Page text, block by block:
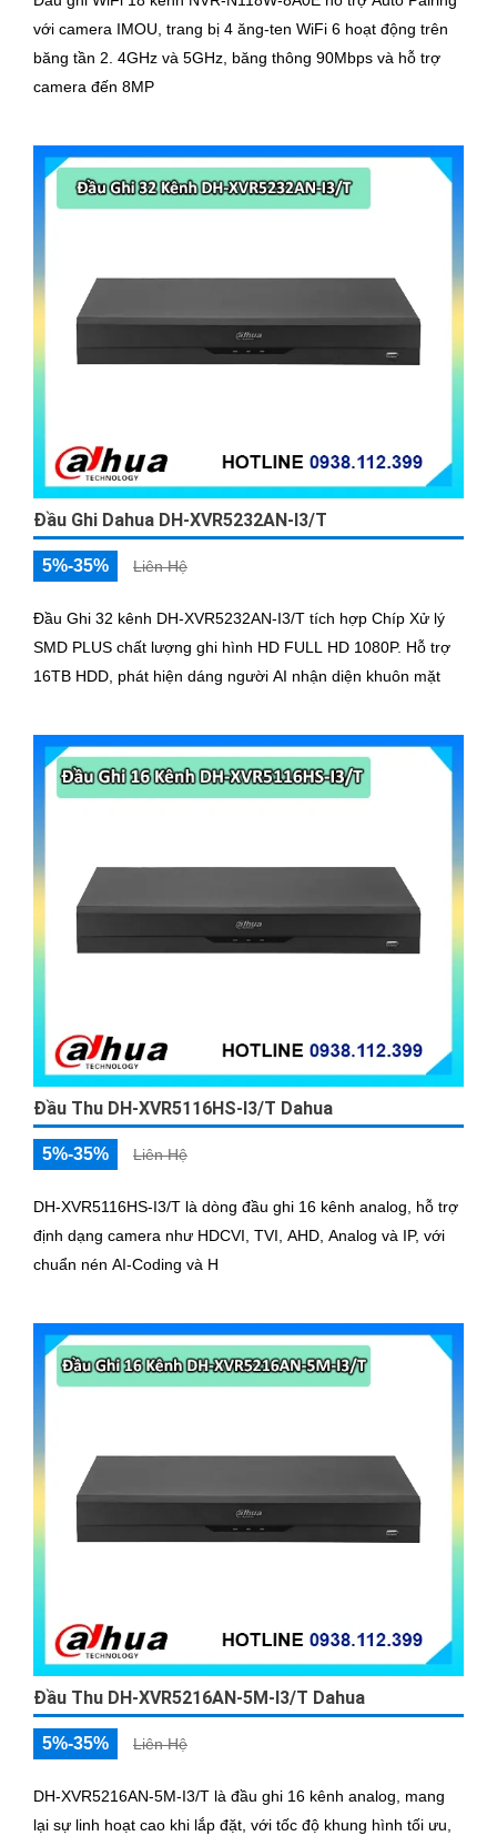
với camera IMOU, trang bị 4 ăng-ten WiFi 6 hoạt động trên
băng tần 2. 4GHz và 5GHz, băng thông 90Mbps và hỗ trợ
camera đến 8MP
Đầu Ghi Dahua DH-XVR5232AN-I3/T
5%-35% Liên Hệ
Đầu Ghi 32 kênh DH-XVR5232AN-I3/T tích hợp Chíp Xử lý
SMD PLUS chất lượng ghi hình HD FULL HD 1080P. Hỗ trợ
16TB HDD, phát hiện dáng người AI nhận diện khuôn mặt
Đầu Thu DH-XVR5116HS-I3/T Dahua
5%-35% Liên Hệ
DH-XVR5116HS-I3/T là dòng đầu ghi 16 kênh analog, hỗ trợ
định dạng camera như HDCVI, TVI, AHD, Analog và IP, với
chuẩn nén AI-Coding và H
Đầu Thu DH-XVR5216AN-5M-I3/T Dahua
5%-35% Liên Hệ
DH-XVR5216AN-5M-I3/T là đầu ghi 16 kênh analog, mang
lại sự linh hoạt cao khi lắp đặt, với tốc độ khung hình tối ưu,